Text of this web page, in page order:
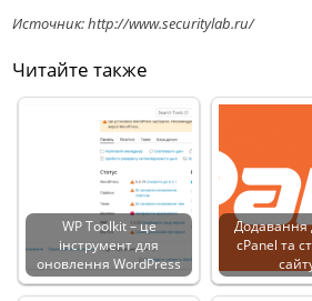
Источник: http://www.securitylab.ru/
Читайте также
WP Toolkit – це
інструмент для
оновлення WordPress
Додавання
cPanel та